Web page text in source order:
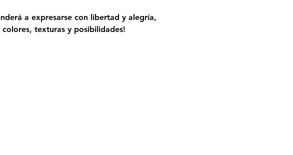
a expresarse con libertad y alegría,
texturas y posibilidades!